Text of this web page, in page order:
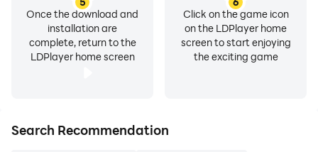
Once the download and
installation are
complete, return to the
LDPlayer home screen
Click on the game icon
on the LDPlayer home
screen to start enjoying
the exciting game
Search Recommendation